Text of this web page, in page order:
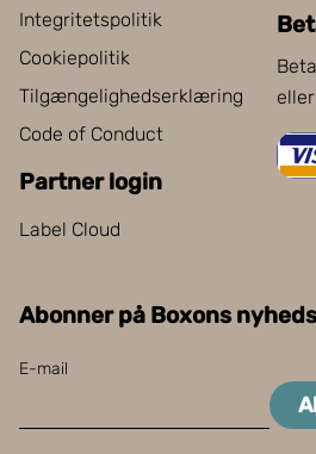
Integritetspolitik
Cookiepolitik
Tilgængelighedserklæring
Code of Conduct
Partner login
Label Cloud
Abonner på Boxons
E-mail